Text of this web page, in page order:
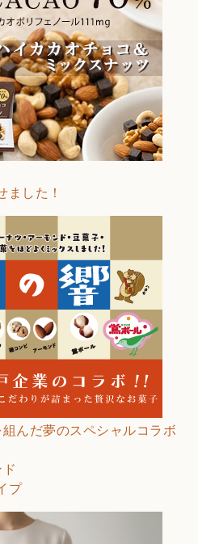
ました！
んだ夢のスペシャルコラボ
プ